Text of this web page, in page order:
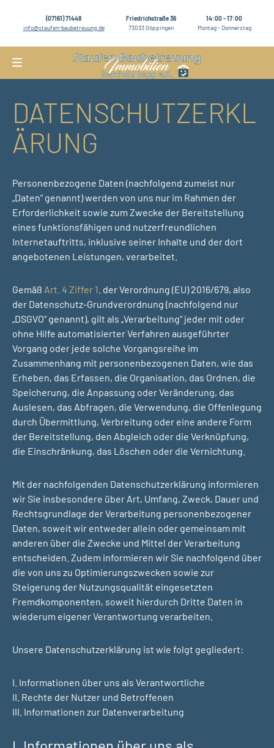
(07161) 71448
info@staufen-baubetreuung.de
Friedrichstraße 36
73033 Göppingen
14:00 - 17:00
Montag - Donnerstag
DATENSCHUTZERKL
ÄRUNG
Personenbezogene Daten (nachfolgend zumeist nur
„Daten“ genannt) werden von uns nur im Rahmen der
Erforderlichkeit sowie zum Zwecke der Bereitstellung
eines funktionsfähigen und nutzerfreundlichen
Internetauftritts, inklusive seiner Inhalte und der dort
angebotenen Leistungen, verarbeitet.
Gemäß Art. 4 Ziffer 1 . der Verordnung (EU) 2016/679, also
der Datenschutz-Grundverordnung (nachfolgend nur
„DSGVO“ genannt), gilt als „Verarbeitung“ jeder mit oder
ohne Hilfe automatisierter Verfahren ausgeführter
Vorgang oder jede solche Vorgangsreihe im
Zusammenhang mit personenbezogenen Daten, wie das
Erheben, das Erfassen, die Organisation, das Ordnen, die
Speicherung, die Anpassung oder Veränderung, das
Auslesen, das Abfragen, die Verwendung, die Offenlegung
durch Übermittlung, Verbreitung oder eine andere Form
der Bereitstellung, den Abgleich oder die Verknüpfung,
die Einschränkung, das Löschen oder die Vernichtung.
Mit der nachfolgenden Datenschutzerklärung informieren
wir Sie insbesondere über Art, Umfang, Zweck, Dauer und
Rechtsgrundlage der Verarbeitung personenbezogener
Daten, soweit wir entweder allein oder gemeinsam mit
anderen über die Zwecke und Mittel der Verarbeitung
entscheiden. Zudem informieren wir Sie nachfolgend über
die von uns zu Optimierungszwecken sowie zur
Steigerung der Nutzungsqualität eingesetzten
Fremdkomponenten, soweit hierdurch Dritte Daten in
wiederum eigener Verantwortung verarbeiten.
Unsere Datenschutzerklärung ist wie folgt gegliedert:
I. Informationen über uns als Verantwortliche
II. Rechte der Nutzer und Betroffenen
III. Informationen zur Datenverarbeitung